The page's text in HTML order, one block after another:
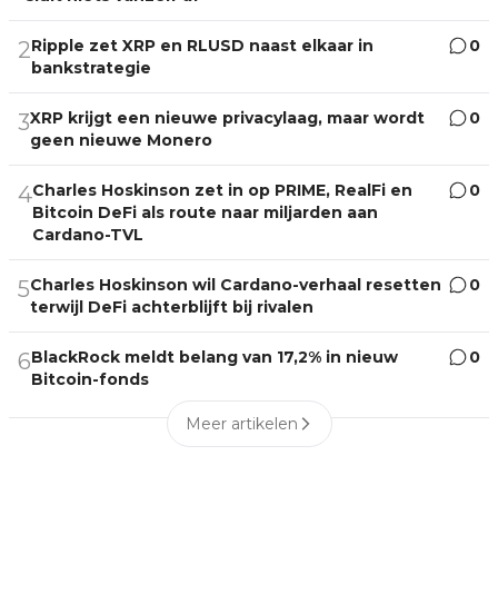
2Ripple zet XRP en RLUSD naast elkaar in
bankstrategie
0
3XRP krijgt een nieuwe privacylaag, maar wordt
geen nieuwe Monero
0
4Charles Hoskinson zet in op PRIME, RealFi en
Bitcoin DeFi als route naar miljarden aan
Cardano-TVL
0
5Charles Hoskinson wil Cardano-verhaal resetten
terwijl DeFi achterblijft bij rivalen
0
6BlackRock meldt belang van 17,2% in nieuw
Bitcoin-fonds
0
Meer artikelen